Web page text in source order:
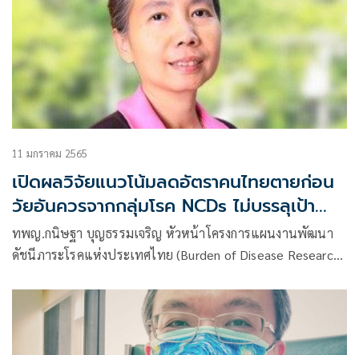
11 มกราคม 2565
เปิดผลวิจัยแนวโน้มลดอัตราคนไทยตายก่อน
วัยอันควรจากกลุ่มโรค NCDs ไม่บรรลุเป้า
SDGs ภายในปี 2573 “มะเร็ง” ครองแชมป์
เสียชีวิตสูงอันดับ 1
ทพญ.กนิษฐา บุญธรรมเจริญ หัวหน้าโครงการแผนงานพัฒนา
ดัชนีภาระโรคแห่งประเทศไทย (Burden of Disease Research